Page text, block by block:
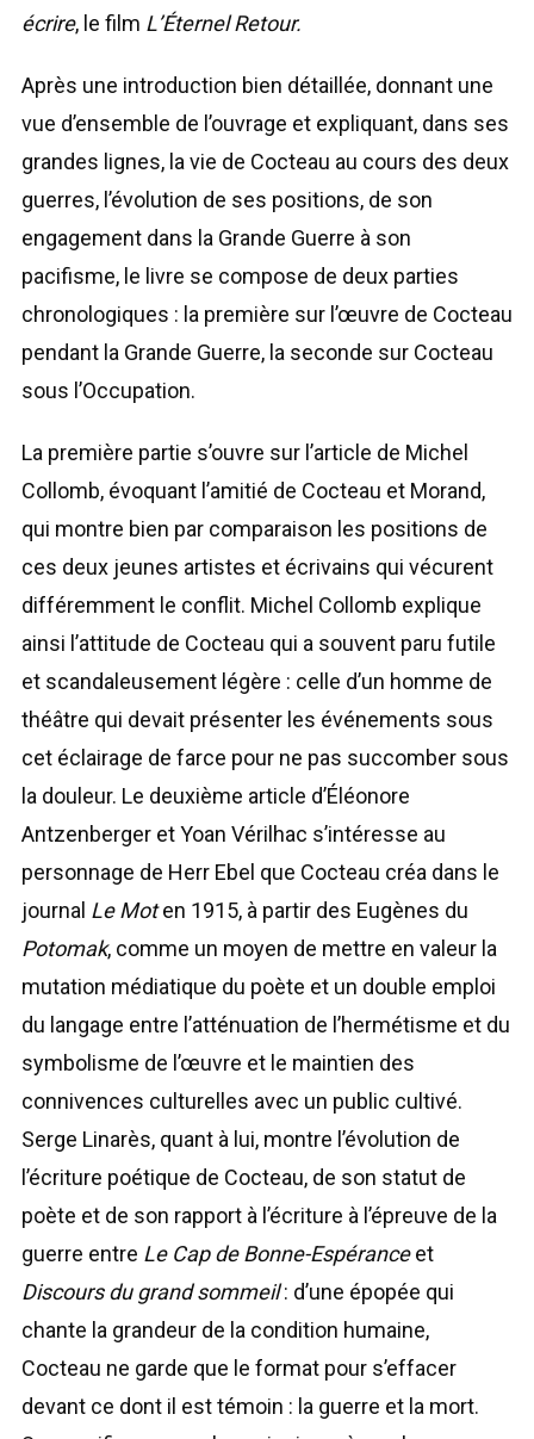
écrire, le film L’Éternel Retour.
Après une introduction bien détaillée, donnant une
vue d’ensemble de l’ouvrage et expliquant, dans ses
grandes lignes, la vie de Cocteau au cours des deux
guerres, l’évolution de ses positions, de son
engagement dans la Grande Guerre à son
pacifisme, le livre se compose de deux parties
chronologiques : la première sur l’œuvre de Cocteau
pendant la Grande Guerre, la seconde sur Cocteau
sous l’Occupation.
La première partie s’ouvre sur l’article de Michel
Collomb, évoquant l’amitié de Cocteau et Morand,
qui montre bien par comparaison les positions de
ces deux jeunes artistes et écrivains qui vécurent
différemment le conflit. Michel Collomb explique
ainsi l’attitude de Cocteau qui a souvent paru futile
et scandaleusement légère : celle d’un homme de
théâtre qui devait présenter les événements sous
cet éclairage de farce pour ne pas succomber sous
la douleur. Le deuxième article d’Éléonore
Antzenberger et Yoan Vérilhac s’intéresse au
personnage de Herr Ebel que Cocteau créa dans le
journal Le Moten 1915, à partir des Eugènes du
Potomak, comme un moyen de mettre en valeur la
mutation médiatique du poète et un double emploi
du langage entre l’atténuation de l’hermétisme et du
symbolisme de l’œuvre et le maintien des
connivences culturelles avec un public cultivé.
Serge Linarès, quant à lui, montre l’évolution de
l’écriture poétique de Cocteau, de son statut de
poète et de son rapport à l’écriture à l’épreuve de la
guerre entre Le Cap de Bonne-Espéranceet
Discours du grand sommeil: d’une épopée qui
chante la grandeur de la condition humaine,
Cocteau ne garde que le format pour s’effacer
devant ce dont il est témoin : la guerre et la mort.